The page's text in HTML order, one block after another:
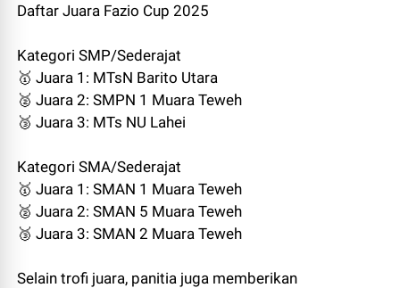
Daftar Juara Fazio Cup 2025
Kategori SMP/Sederajat
🥇 Juara 1: MTsN Barito Utara
🥈 Juara 2: SMPN 1 Muara Teweh
🥉 Juara 3: MTs NU Lahei
Kategori SMA/Sederajat
🥇 Juara 1: SMAN 1 Muara Teweh
🥈 Juara 2: SMAN 5 Muara Teweh
🥉 Juara 3: SMAN 2 Muara Teweh
Selain trofi juara, panitia juga memberikan